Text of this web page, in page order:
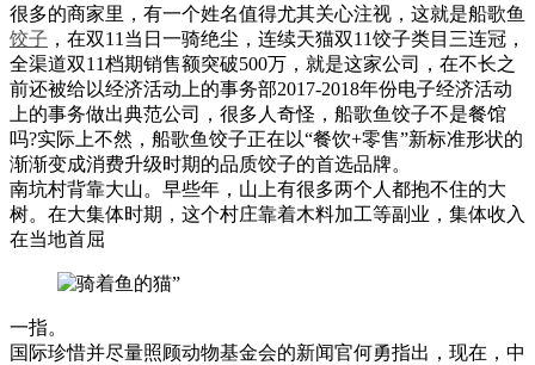
很多的商家里，有一个姓名值得尤其关心注视，这就是船歌鱼
饺子 ，在双11当日一骑绝尘，连续天猫双11饺子类目三连冠，
全渠道双11档期销售额突破500万，就是这家公司，在不长之
前还被给以经济活动上的事务部2017-2018年份电子经济活动
上的事务做出典范公司，很多人奇怪，船歌鱼饺子不是餐馆
吗?实际上不然，船歌鱼饺子正在以“餐饮+零售”新标准形状的
渐渐变成消费升级时期的品质饺子的首选品牌。
南坑村背靠大山。早些年，山上有很多两个人都抱不住的大
树。在大集体时期，这个村庄靠着木料加工等副业，集体收入
在当地首屈
一指。
国际珍惜并尽量照顾动物基金会的新闻官何勇指出，现在，中